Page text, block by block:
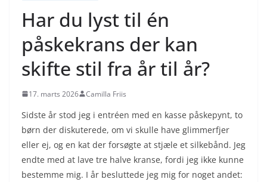
Har du lyst til én
påskekrans der kan
skifte stil fra år til år?
17. marts 2026 Camilla Friis
Sidste år stod jeg i entréen med en kasse påskepynt, to
børn der diskuterede, om vi skulle have glimmerfjer
eller ej, og en kat der forsøgte at stjæle et silkebånd. Jeg
endte med at lave tre halve kranse, fordi jeg ikke kunne
bestemme mig. I år besluttede jeg mig for noget andet: